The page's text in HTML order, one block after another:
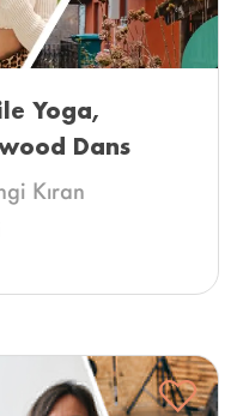
Yoga,
Dans
Kıran